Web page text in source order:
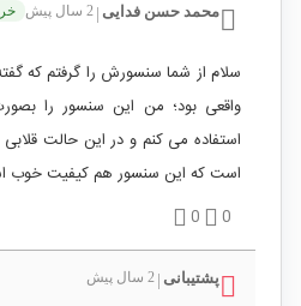
محمد حسن فدایی 2 سال پیش
سلام از شما سنسورش را گرفتم که
استفاده می کنم و در این حالت
است که این سنسور هم کیفیت خوب
0
0
پشتیبانی 2 سال پیش